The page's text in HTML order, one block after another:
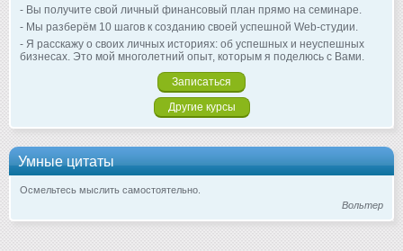
- Вы получите свой личный финансовый план прямо на семинаре.
- Мы разберём 10 шагов к созданию своей успешной Web-студии.
- Я расскажу о своих личных историях: об успешных и неуспешных
бизнесах. Это мой многолетний опыт, которым я поделюсь с Вами.
Записаться
Другие курсы
Умные цитаты
Осмельтесь мыслить самостоятельно.
Вольтер